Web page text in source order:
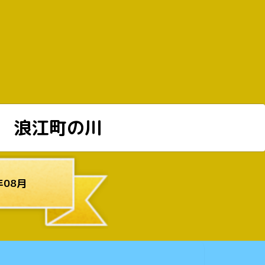
浪江町の川
08月